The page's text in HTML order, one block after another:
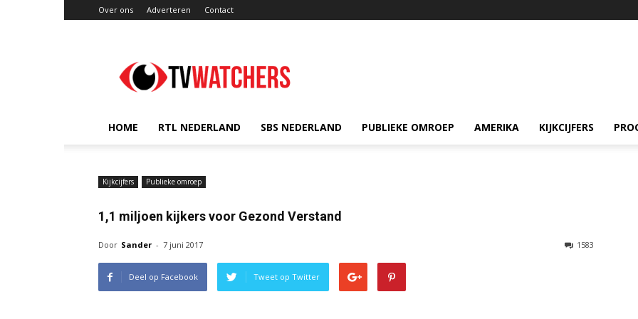
Over ons Adverteren Contact
HOME RTL NEDERLAND SBS NEDERLAND PUBLIEKE OMROEP AMERIKA KIJKCIJFERS
Kijkcijfers Publieke omroep
1,1 miljoen kijkers voor Gezond Verstand
Door Sander - 7 juni 2017 1583
Deel op Facebook Tweet op Twitter